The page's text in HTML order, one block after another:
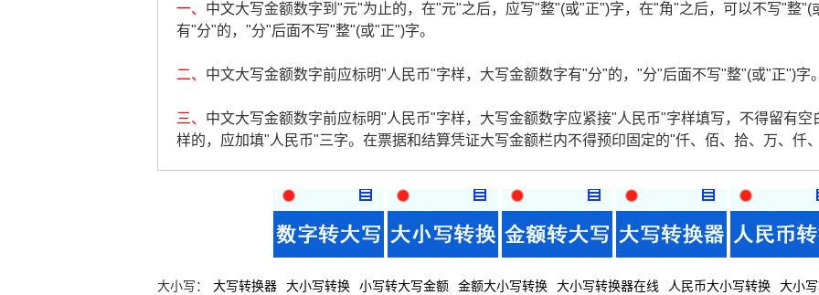
一、 中文大写金额数字到"元"为止的，在"元"之后，应写"整"(或"正")字，在"角"之后，可以不写"整"(
有"分"的，"分"后面不写"整"(或"正")字。
二、 中文大写金额数字前应标明"人民币"字样，大写金额数字有"分"的，"分"后面不写"整"(或"正")字。
三、 中文大写金额数字前应标明"人民币"字样，大写金额数字应紧接"人民币"字样填写，不得留有
样的，应加填"人民币"三字。在票据和结算凭证大写金额栏内不得预印固定的"仟、佰、拾、万、仟
大小写： 大写转换器 大小写转换 小写转大写金额 金额大小写转换 大小写转换器在线 人民币大小写转换 大小